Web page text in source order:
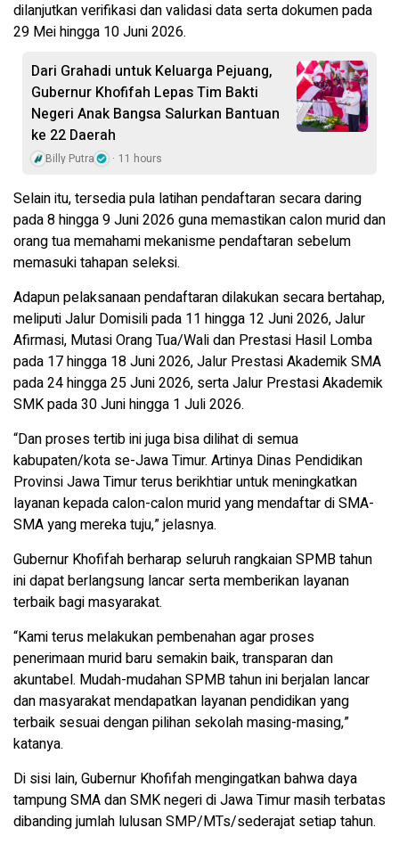
dilanjutkan verifikasi dan validasi data serta dokumen pada
29 Mei hingga 10 Juni 2026.
Dari Grahadi untuk Keluarga Pejuang,
Gubernur Khofifah Lepas Tim Bakti
Negeri Anak Bangsa Salurkan Bantuan
ke 22 Daerah
Billy Putra 11 hours
Selain itu, tersedia pula latihan pendaftaran secara daring
pada 8 hingga 9 Juni 2026 guna memastikan calon murid dan
orang tua memahami mekanisme pendaftaran sebelum
memasuki tahapan seleksi.
Adapun pelaksanaan pendaftaran dilakukan secara bertahap,
meliputi Jalur Domisili pada 11 hingga 12 Juni 2026, Jalur
Afirmasi, Mutasi Orang Tua/Wali dan Prestasi Hasil Lomba
pada 17 hingga 18 Juni 2026, Jalur Prestasi Akademik SMA
pada 24 hingga 25 Juni 2026, serta Jalur Prestasi Akademik
SMK pada 30 Juni hingga 1 Juli 2026.
“Dan proses tertib ini juga bisa dilihat di semua
kabupaten/kota se-Jawa Timur. Artinya Dinas Pendidikan
Provinsi Jawa Timur terus berikhtiar untuk meningkatkan
layanan kepada calon-calon murid yang mendaftar di SMA-
SMA yang mereka tuju,” jelasnya.
Gubernur Khofifah berharap seluruh rangkaian SPMB tahun
ini dapat berlangsung lancar serta memberikan layanan
terbaik bagi masyarakat.
“Kami terus melakukan pembenahan agar proses
penerimaan murid baru semakin baik, transparan dan
akuntabel. Mudah-mudahan SPMB tahun ini berjalan lancar
dan masyarakat mendapatkan layanan pendidikan yang
terbaik sesuai dengan pilihan sekolah masing-masing,”
katanya.
Di sisi lain, Gubernur Khofifah mengingatkan bahwa daya
tampung SMA dan SMK negeri di Jawa Timur masih terbatas
dibanding jumlah lulusan SMP/MTs/sederajat setiap tahun.